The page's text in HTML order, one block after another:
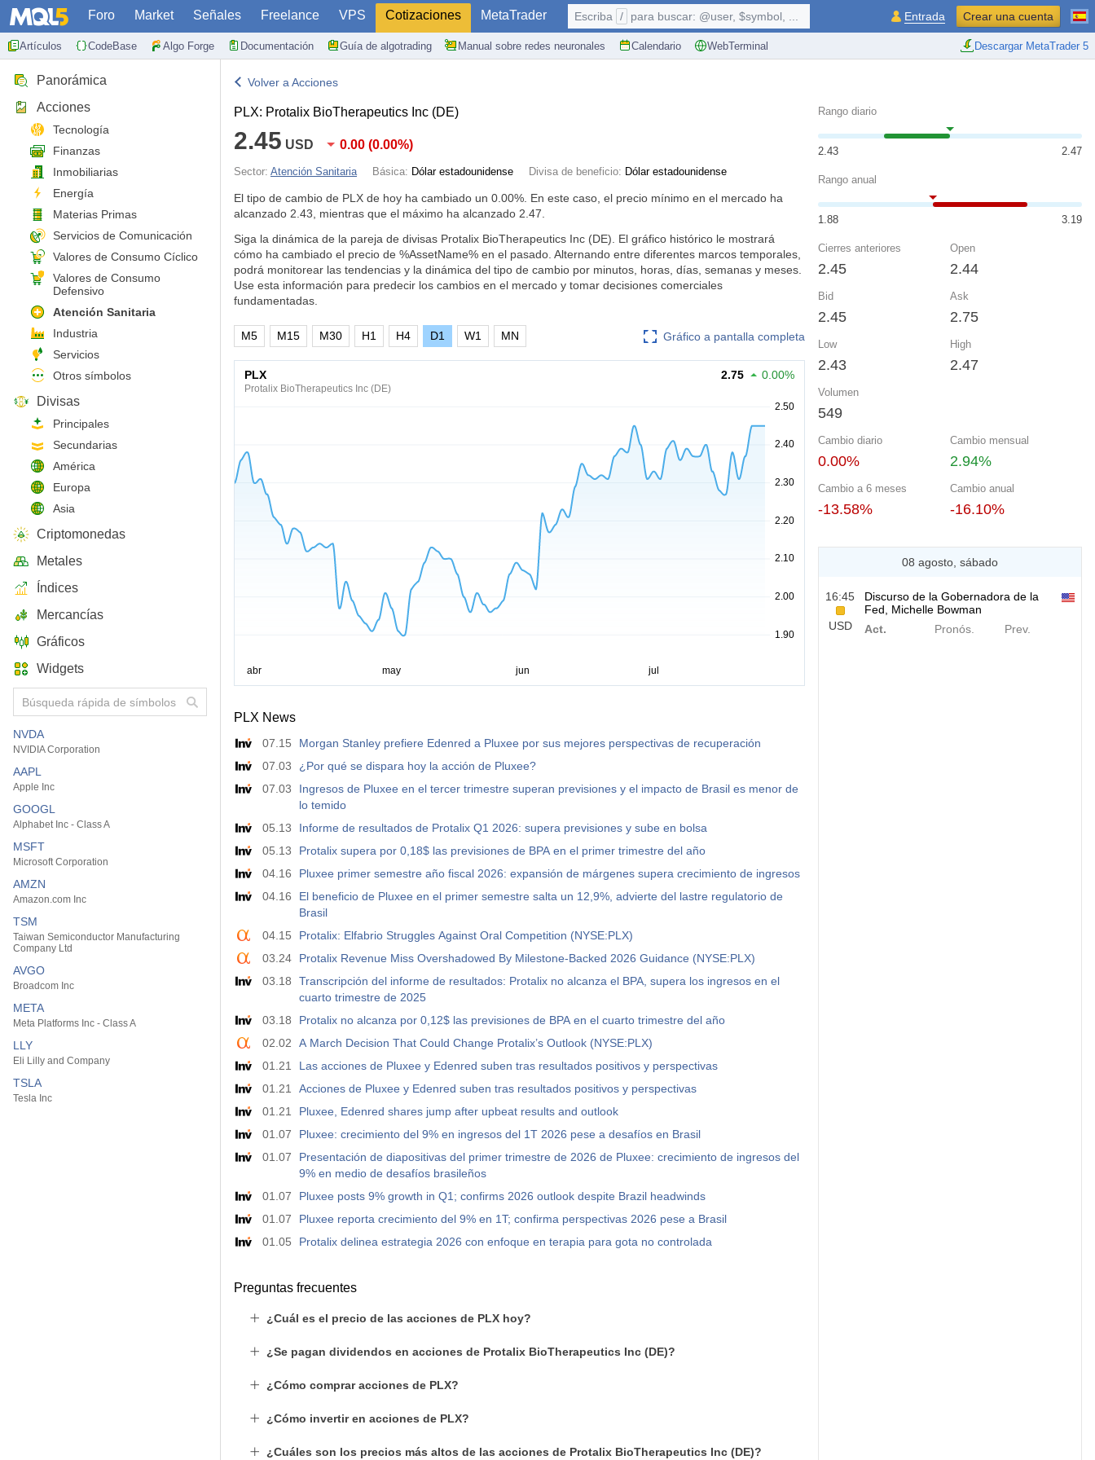
Foro Market Señales Freelance VPS Cotizaciones MetaTrader
Artículos CodeBase Algo Forge Documentación Guía de algotrading Manual sobre redes neuronales Calendario WebTerminal Descargar MetaTrader 5
Escriba / para buscar: @user, $symbol, ... Entrada Crear una cuenta
Panorámica
Acciones
Tecnología
Finanzas
Inmobiliarias
Energía
Materias Primas
Servicios de Comunicación
Valores de Consumo Cíclico
Valores de Consumo
Defensivo
Atención Sanitaria
Industria
Servicios
Otros símbolos
Divisas
Principales
Secundarias
América
Europa
Asia
Criptomonedas
Metales
Índices
Mercancías
Gráficos
Widgets
NVDA
NVIDIA Corporation
AAPL
Apple Inc
GOOGL
Alphabet Inc - Class A
MSFT
Microsoft Corporation
AMZN
Amazon.com Inc
TSM
Taiwan Semiconductor Manufacturing
Company Ltd
AVGO
Broadcom Inc
META
Meta Platforms Inc - Class A
LLY
Eli Lilly and Company
TSLA
Tesla Inc
Volver a Acciones
PLX: Protalix BioTherapeutics Inc (DE)
2.45 USD 0.00 (0.00%)
Sector: Atención Sanitaria Básica: Dólar estadounidense Divisa de beneficio: Dólar estadounidense
El tipo de cambio de PLX de hoy ha cambiado un 0.00% . En este caso, el precio mínimo en el mercado ha
alcanzado 2.43, mientras que el máximo ha alcanzado 2.47.
Siga la dinámica de la pareja de divisas Protalix BioTherapeutics Inc (DE). El gráfico histórico le mostrará
cómo ha cambiado el precio de %AssetName% en el pasado. Alternando entre diferentes marcos temporales,
podrá monitorear las tendencias y la dinámica del tipo de cambio por minutos, horas, días, semanas y meses.
Use esta información para predecir los cambios en el mercado y tomar decisiones comerciales
fundamentadas.
Gráfico a pantalla completa
M5 M15 M30 H1 H4 D1 W1 MN
PLX
Protalix BioTherapeutics Inc (DE)
2.75 0.00%
PLX News
07.15
Morgan Stanley prefiere Edenred a Pluxee por sus mejores perspectivas de recuperación
07.03
¿Por qué se dispara hoy la acción de Pluxee?
07.03
Ingresos de Pluxee en el tercer trimestre superan previsiones y el impacto de Brasil es menor de
lo temido
05.13
Informe de resultados de Protalix Q1 2026: supera previsiones y sube en bolsa
05.13
Protalix supera por 0,18$ las previsiones de BPA en el primer trimestre del año
04.16
Pluxee primer semestre año fiscal 2026: expansión de márgenes supera crecimiento de ingresos
04.16
El beneficio de Pluxee en el primer semestre salta un 12,9%, advierte del lastre regulatorio de
Brasil
04.15
Protalix: Elfabrio Struggles Against Oral Competition (NYSE:PLX)
03.24
Protalix Revenue Miss Overshadowed By Milestone-Backed 2026 Guidance (NYSE:PLX)
03.18
Transcripción del informe de resultados: Protalix no alcanza el BPA, supera los ingresos en el
cuarto trimestre de 2025
03.18
Protalix no alcanza por 0,12$ las previsiones de BPA en el cuarto trimestre del año
02.02
A March Decision That Could Change Protalix’s Outlook (NYSE:PLX)
01.21
Las acciones de Pluxee y Edenred suben tras resultados positivos y perspectivas
01.21
Acciones de Pluxee y Edenred suben tras resultados positivos y perspectivas
01.21
Pluxee, Edenred shares jump after upbeat results and outlook
01.07
Pluxee: crecimiento del 9% en ingresos del 1T 2026 pese a desafíos en Brasil
01.07
Presentación de diapositivas del primer trimestre de 2026 de Pluxee: crecimiento de ingresos del
9% en medio de desafíos brasileños
01.07
Pluxee posts 9% growth in Q1; confirms 2026 outlook despite Brazil headwinds
01.07
Pluxee reporta crecimiento del 9% en 1T; confirma perspectivas 2026 pese a Brasil
01.05
Protalix delinea estrategia 2026 con enfoque en terapia para gota no controlada
Preguntas frecuentes
¿Cuál es el precio de las acciones de PLX hoy?
¿Se pagan dividendos en acciones de Protalix BioTherapeutics Inc (DE)?
¿Cómo comprar acciones de PLX?
¿Cómo invertir en acciones de PLX?
¿Cuáles son los precios más altos de las acciones de Protalix BioTherapeutics Inc (DE)?
Rango diario
2.43 2.47
Rango anual
1.88 3.19
Cierres anteriores
2.45
Open
2.44
Bid
2.45
Ask
2.75
Low
2.43
High
2.47
Volumen
549
Cambio diario
0.00%
Cambio mensual
2.94%
Cambio a 6 meses
-13.58%
Cambio anual
-16.10%
08 agosto, sábado
16:45
USD
Discurso de la Gobernadora de la
Fed, Michelle Bowman
Act.
Pronós. Prev.